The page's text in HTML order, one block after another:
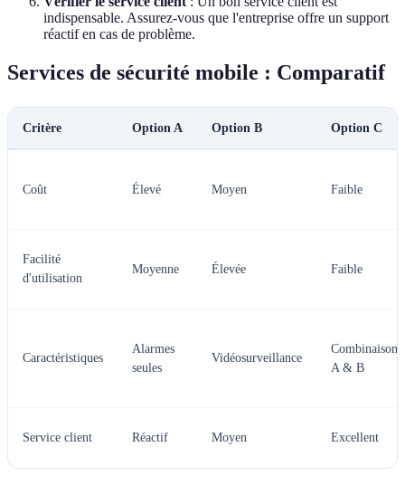
indispensable. Assurez-vous que l'entreprise offre un support
réactif en cas de problème.
Services de sécurité mobile : Comparatif
Critère Option A Option B Option C
Coût Élevé Moyen Faible
Facilité
d'utilisation
Moyenne Élevée Faible
Caractéristiques
Alarmes
seules
Vidéosurveillance
Combinaison
A & B
Service client Réactif Moyen Excellent